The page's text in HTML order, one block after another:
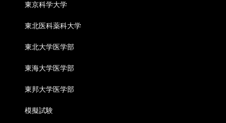
東京科学大学
東北医科薬科大学
東北大学医学部
東海大学医学部
東邦大学医学部
模擬試験